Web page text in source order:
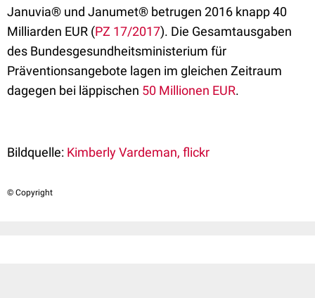
Januvia® und Janumet® betrugen 2016 knapp 40
Milliarden EUR (PZ 17/2017). Die Gesamtausgaben
des Bundesgesundheitsministerium für
Präventionsangebote lagen im gleichen Zeitraum
dagegen bei läppischen 50 Millionen EUR.
Bildquelle: Kimberly Vardeman, flickr
© Copyright